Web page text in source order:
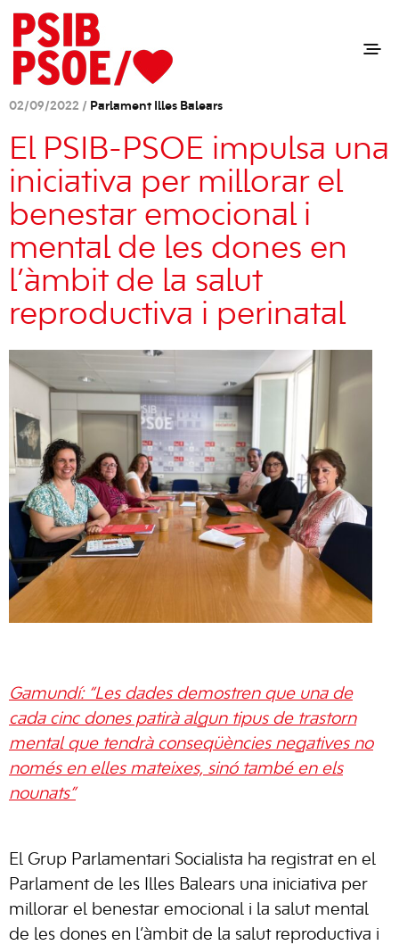
02/09/2022 / Parlament Illes Balears
El PSIB-PSOE impulsa una
iniciativa per millorar el
benestar emocional i
mental de les dones en
l’àmbit de la salut
reproductiva i perinatal
Gamundí: “Les dades demostren que una de
cada cinc dones patirà algun tipus de trastorn
mental que tendrà conseqüències negatives no
només en elles mateixes, sinó també en els
nounats”
El Grup Parlamentari Socialista ha registrat en el
Parlament de les Illes Balears una iniciativa per
millorar el benestar emocional i la salut mental
de les dones en l’àmbit de la salut reproductiva i